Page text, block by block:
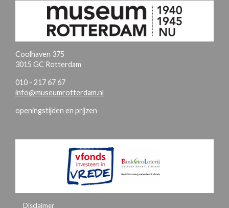
Coolhaven 375
3015 GC Rotterdam
010 - 217 67 67
info@museumrotterdam.nl
openingstijden en prijzen
Disclaimer